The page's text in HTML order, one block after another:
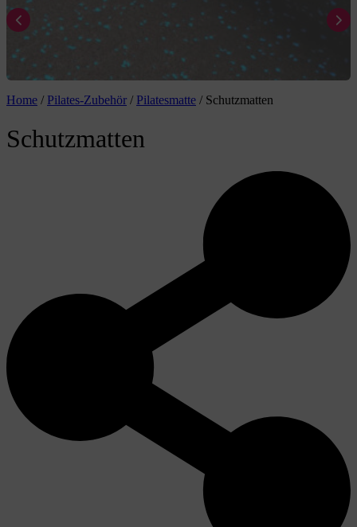
Home / Pilates-Zubehör / Pilatesmatte / Schutzmatten
Schutzmatten